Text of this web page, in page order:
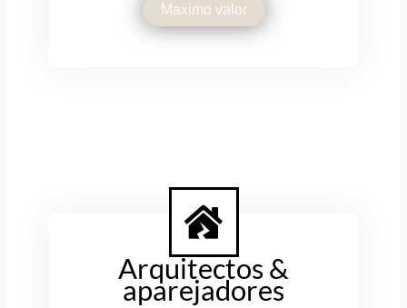
Maximo valor
Arquitectos &
aparejadores